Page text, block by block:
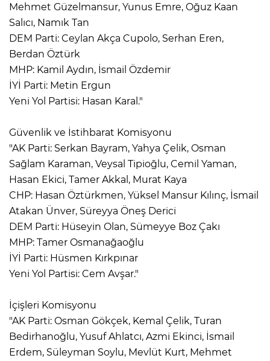
Mehmet Güzelmansur, Yunus Emre, Oğuz Kaan
Salıcı, Namık Tan
DEM Parti: Ceylan Akça Cupolo, Serhan Eren,
Berdan Öztürk
MHP: Kamil Aydın, İsmail Özdemir
İYİ Parti: Metin Ergun
Yeni Yol Partisi: Hasan Karal."
Güvenlik ve İstihbarat Komisyonu
"AK Parti: Serkan Bayram, Yahya Çelik, Osman
Sağlam Karaman, Veysal Tipioğlu, Cemil Yaman,
Hasan Ekici, Tamer Akkal, Murat Kaya
CHP: Hasan Öztürkmen, Yüksel Mansur Kılınç, İsmail
Atakan Ünver, Süreyya Öneş Derici
DEM Parti: Hüseyin Olan, Sümeyye Boz Çakı
MHP: Tamer Osmanağaoğlu
İYİ Parti: Hüsmen Kırkpınar
Yeni Yol Partisi: Cem Avşar."
İçişleri Komisyonu
"AK Parti: Osman Gökçek, Kemal Çelik, Turan
Bedirhanoğlu, Yusuf Ahlatcı, Azmi Ekinci, İsmail
Erdem, Süleyman Soylu, Mevlüt Kurt, Mehmet